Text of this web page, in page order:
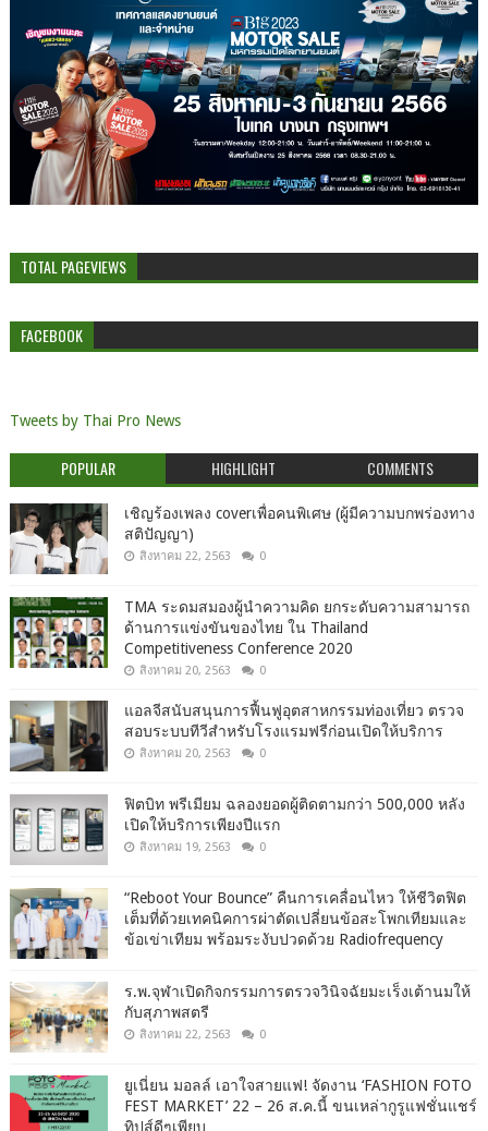
TOTAL PAGEVIEWS
FACEBOOK
Tweets by Thai Pro News
POPULAR HIGHLIGHT COMMENTS
เชิญร้องเพลง coverเพื่อคนพิเศษ (ผู้มีความบกพร่องทาง
สติปัญญา)
สิงหาคม 22, 2563 0
TMA ระดมสมองผู้นำความคิด ยกระดับความสามารถ
ด้านการแข่งขันของไทย ใน Thailand
Competitiveness Conference 2020
สิงหาคม 20, 2563 0
แอลจีสนับสนุนการฟื้นฟูอุตสาหกรรมท่องเที่ยว ตรวจ
สอบระบบทีวีสำหรับโรงแรมฟรีก่อนเปิดให้บริการ
สิงหาคม 20, 2563 0
ฟิตบิท พรีเมียม ฉลองยอดผู้ติดตามกว่า 500,000 หลัง
เปิดให้บริการเพียงปีแรก
สิงหาคม 19, 2563 0
“Reboot Your Bounce” คืนการเคลื่อนไหว ให้ชีวิตฟิต
เต็มที่ด้วยเทคนิคการผ่าตัดเปลี่ยนข้อสะโพกเทียมและ
ข้อเข่าเทียม พร้อมระงับปวดด้วย Radiofrequency
ร.พ.จุฬาเปิดกิจกรรมการตรวจวินิจฉัยมะเร็งเต้านมให้
กับสุภาพสตรี
สิงหาคม 22, 2563 0
ยูเนี่ยน มอลล์ เอาใจสายแฟ! จัดงาน ‘FASHION FOTO
FEST MARKET’ 22 – 26 ส.ค.นี้ ขนเหล่ากูรูแฟชั่นแชร์
ทิปส์ดีๆเพียบ